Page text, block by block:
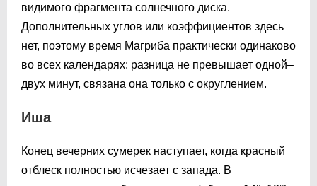
видимого фрагмента солнечного диска.
Дополнительных углов или коэффициентов здесь
нет, поэтому время Магриба практически одинаково
во всех календарях: разница не превышает одной–
двух минут, связана она только с округлением.
Иша
Конец вечерних сумерек наступает, когда красный
отблеск полностью исчезает с запада. В